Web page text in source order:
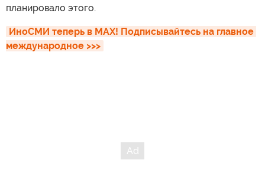
планировало этого.
ИноСМИ теперь в MAX! Подписывайтесь на главное
международное >>>